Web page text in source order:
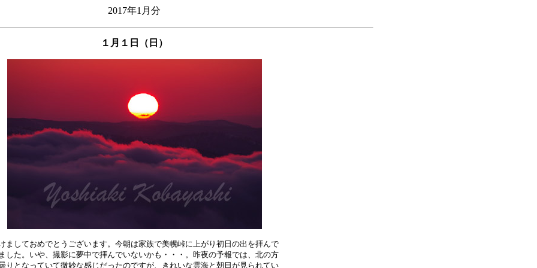
2017年1月分
１月１日（日）
ましておめでとうございます。今朝は家族で美幌峠に上がり初日の出を拝んで
した。いや、撮影に夢中で拝んでいないかも・・・。昨夜の予報では、北の方
りとなっていて微妙な感じだったのですが、きれいな雲海と朝日が見られてい